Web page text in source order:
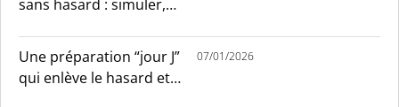
sans hasard : simuler,
Une préparation “jour J”
qui enlève le hasard et
07/01/2026